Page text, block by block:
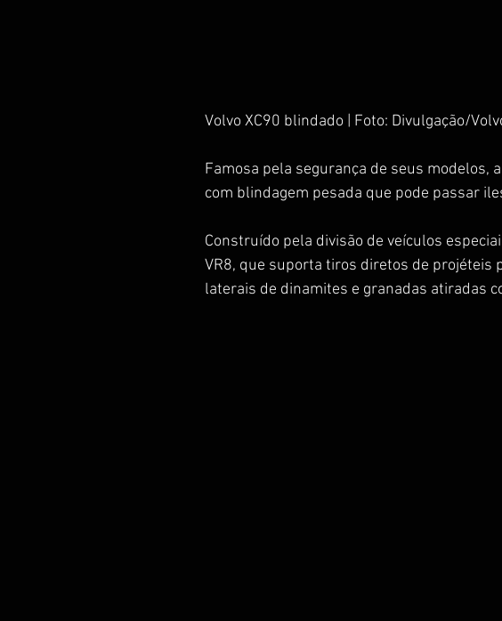
Volvo XC90 blindado | Foto: Divulgação/
Famosa pela segurança de seus modelos, a
com blindagem pesada que pode passar
Construído pela divisão de veículos
VR8, que suporta tiros diretos de projéteis
laterais de dinamites e granadas atiradas